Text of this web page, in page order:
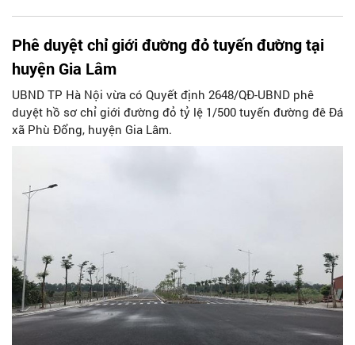
Phê duyệt chỉ giới đường đỏ tuyến đường tại
huyện Gia Lâm
UBND TP Hà Nội vừa có Quyết định 2648/QĐ-UBND phê
duyệt hồ sơ chỉ giới đường đỏ tỷ lệ 1/500 tuyến đường đê Đá
xã Phù Đổng, huyện Gia Lâm.